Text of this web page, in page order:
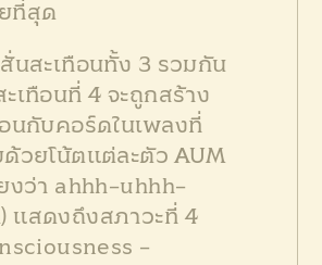
ที่สุด
นสะเทือนทั้ง 3 รวมกัน
เทือนที่ 4 จะถูกสร้าง
นกับคอร์ดในเพลงที่
ด้วยโน้ตแต่ละตัว AUM
งว่า ahhh–uhhh–
แสดงถึงสภาวะที่ 4
–